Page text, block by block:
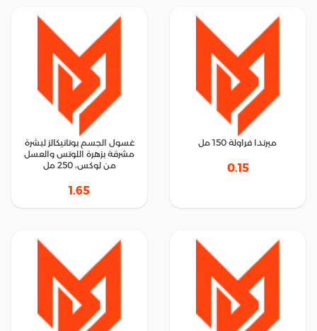
ميرندا فراولة 150 مل
0.15
غسول الجسم بوتانيكالز لبشرة
مشرقة بزهرة اللوتس والعسل
من لوكس، 250 مل
1.65